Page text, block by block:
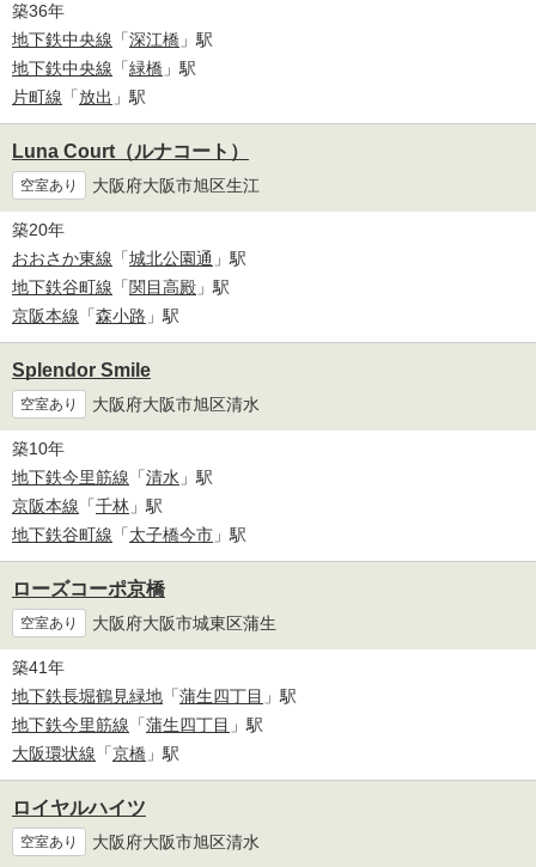
築36年
地下鉄中央線 「深江橋 」駅
地下鉄中央線 「緑橋 」駅
片町線 「放出 」駅
Luna Court（ルナコート）
空室あり 大阪府大阪市旭区生江
築20年
おおさか東線 「城北公園通 」駅
地下鉄谷町線 「関目高殿 」駅
京阪本線 「森小路 」駅
Splendor Smile
空室あり 大阪府大阪市旭区清水
築10年
地下鉄今里筋線 「清水 」駅
京阪本線 「千林 」駅
地下鉄谷町線 「太子橋今市 」駅
ローズコーポ京橋
空室あり 大阪府大阪市城東区蒲生
築41年
地下鉄長堀鶴見緑地 「蒲生四丁目 」駅
地下鉄今里筋線 「蒲生四丁目 」駅
大阪環状線 「京橋 」駅
ロイヤルハイツ
空室あり 大阪府大阪市旭区清水